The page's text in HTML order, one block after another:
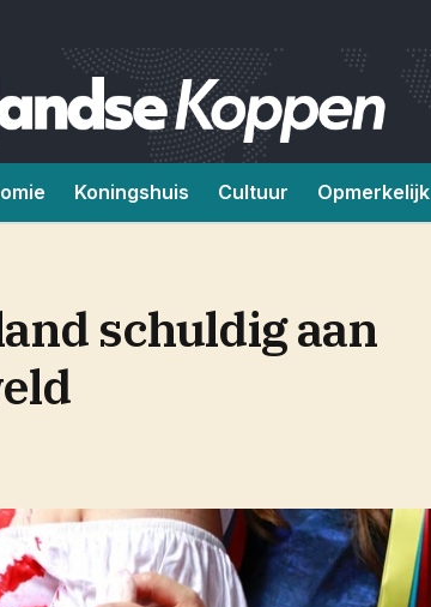
Koningshuis Cultuur Opmerkelijk
schuldig aan